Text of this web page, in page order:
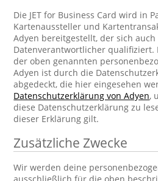
Die JET for Business Card wird in
Kartenaussteller und
Adyen bereitgestellt, der sich
Datenverantwortlicher qualifiziert.
der oben genannten
Adyen ist durch die
abgedeckt, die hier eingesehen
Datenschutzerklärung von Adyen,
diese Datenschutzerklärung zu
dieser Erklärung gilt.
Zusätzliche Zwecke
Wir werden deine